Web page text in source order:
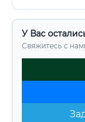
У Вас
Свяжитесь с